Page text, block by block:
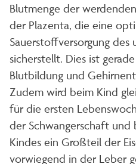
Blutmenge der
der Plazenta, die eine
Sauerstoffversorgung des
sicherstellt. Dies ist
Blutbildung und
Zudem wird beim Kind
für die ersten
der Schwangerschaft
Kindes ein Großteil der
vorwiegend in der Leber